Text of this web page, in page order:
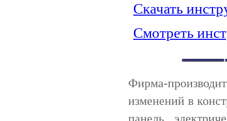
Скачать
Смотреть
Фирма-
изменений в